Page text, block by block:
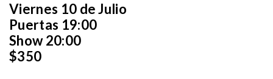
Viernes 10 de Julio
Puertas 19:00
Show 20:00
$350